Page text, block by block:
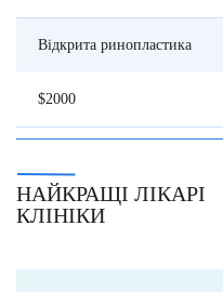
Відкрита ринопластика
$2000
НАЙКРАЩІ ЛІКАРІ
КЛІНІКИ